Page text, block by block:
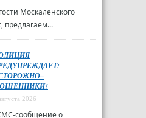
Москаленского
предлагаем...
2026
сообщение о